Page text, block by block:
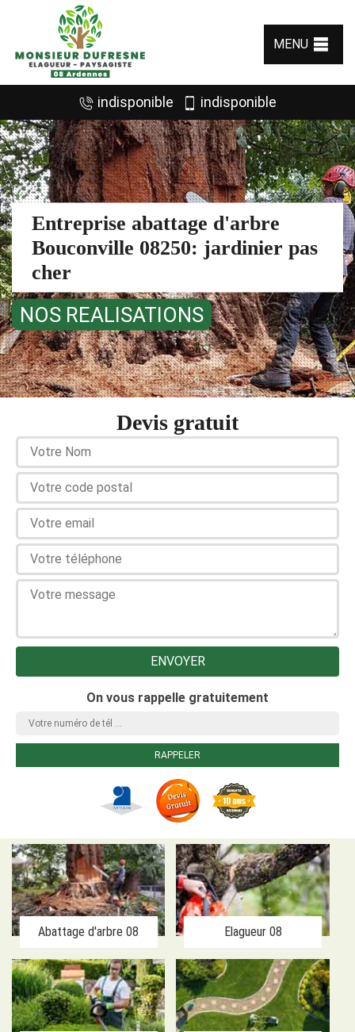
MENU
indisponible indisponible
Entreprise abattage d'arbre
Bouconville 08250: jardinier pas
cher
NOS REALISATIONS
Devis gratuit
On vous rappelle gratuitement
Abattage d'arbre 08 Elagueur 08